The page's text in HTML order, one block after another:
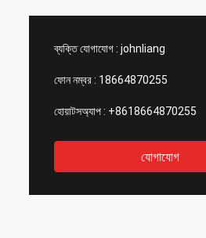
ব্যক্তি যোগাযোগ : johnliang
ফোন নম্বর : 18664870255
হোয়াটসঅ্যাপ : +8618664870255
যোগাযোগ